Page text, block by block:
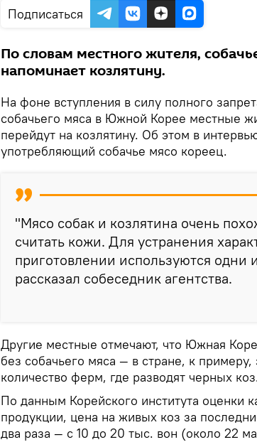
Подписаться
По словам местного жителя,
напоминает козлятину.
На фоне вступления в силу полного
собачьего мяса в Южной Корее местные
перейдут на козлятину. Об этом в
употребляющий собачье мясо кореец.
"Мясо собак и козлятина очень
считать кожи. Для устранения
приготовлении используются одни
рассказал собеседник агентства.
Другие местные отмечают, что Южная
без собачьего мяса — в стране, к
количество ферм, где разводят черных коз.
По данным Корейского института оценки
продукции, цена на живых коз за
два раза — с 10 до 20 тыс. вон (около 22